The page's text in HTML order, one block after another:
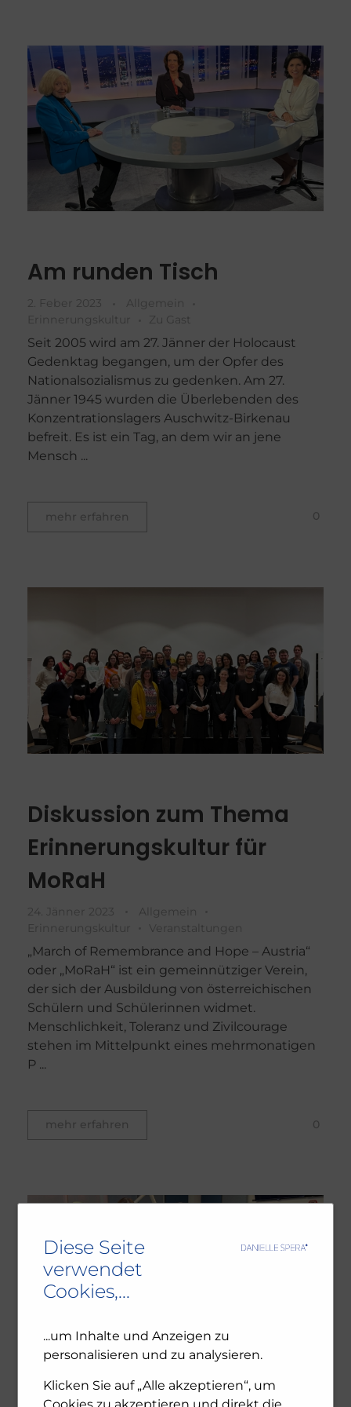
Am runden Tisch
2. Feber 2023
Allgemein
Erinnerungskultur
Zu Gast
Seit 2005 wird am 27. Jänner der Holocaust
Gedenktag begangen, um der Opfer des
Nationalsozialismus zu gedenken. Am 27.
Jänner 1945 wurden die Überlebenden des
Konzentrationslagers Auschwitz-Birkenau
befreit. Es ist ein Tag, an dem wir an jene
Mensch ...
mehr erfahren 0
Diskussion zum Thema
Erinnerungskultur für
MoRaH
24. Jänner 2023
Allgemein
Erinnerungskultur
Veranstaltungen
„March of Remembrance and Hope – Austria“
oder „MoRaH“ ist ein gemeinnütziger Verein,
der sich der Ausbildung von österreichischen
Schülern und Schülerinnen widmet.
Menschlichkeit, Toleranz und Zivilcourage
stehen im Mittelpunkt eines mehrmonatigen
P ...
mehr erfahren 0
Diese Seite
verwendet
Cookies,...
...um Inhalte und Anzeigen zu
personalisieren und zu analysieren.
Klicken Sie auf „Alle akzeptieren“, um